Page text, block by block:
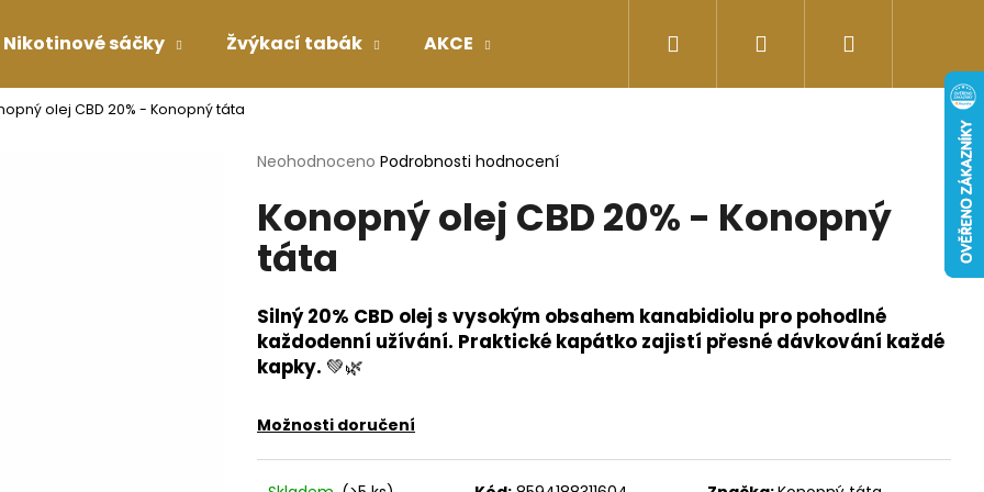
Nikotinové sáčky Žvýkací tabák AKCE Doplňky stravy Energy-kofeinové
Přihlášení
olej CBD 20% - Konopný táta
Průměrné
produktu
je
0,0
z
hvězdiček.
Neohodnoceno Podrobnosti hodnocení
Konopný olej CBD 20% - Konopný
táta
Silný 20% CBD olej s vysokým obsahem kanabidiolu pro pohodlné
každodenní užívání. Praktické kapátko zajistí přesné dávkování každé
kapky. 💚🌿
Možnosti doručení
Co potřebujete najít?
HLEDAT